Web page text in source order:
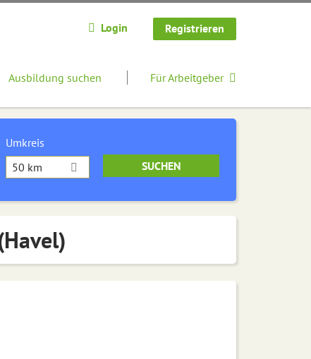
Login Registrieren
Ausbildung suchen Für Arbeitgeber
Umkreis
50 km